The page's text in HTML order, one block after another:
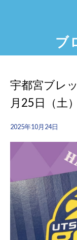
ブ
宇都宮ブレ
月25日（土
2025年10月24日